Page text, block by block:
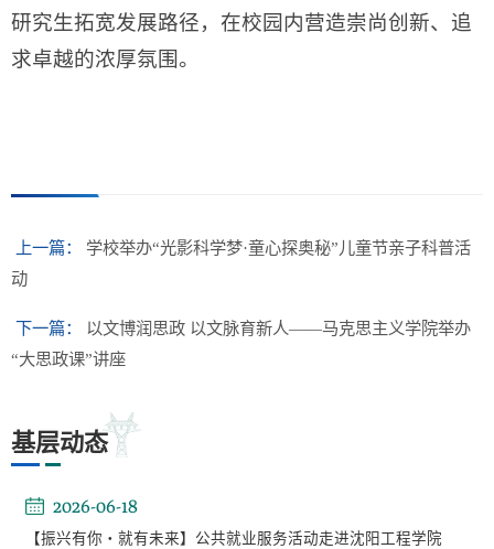
研究生拓宽发展路径，在校园内营造崇尚创新、追
求卓越的浓厚氛围。
上一篇：
学校举办“光影科学梦·童心探奥秘”儿童节亲子科普活
动
下一篇：
以文博润思政 以文脉育新人——马克思主义学院举办
“大思政课”讲座
基层动态
2026-06-18
【振兴有你・就有未来】公共就业服务活动走进沈阳工程学院